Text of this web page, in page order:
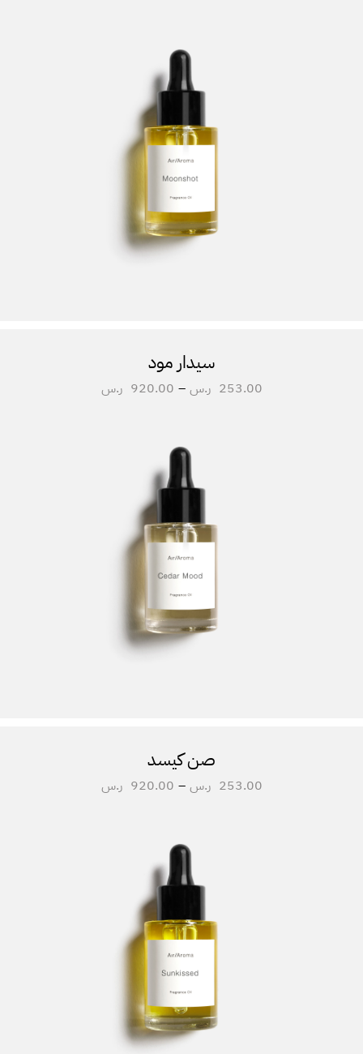
سيدار مود
253.00 ر.س –
920.00 ر.س
صن كيسد
253.00 ر.س –
920.00 ر.س